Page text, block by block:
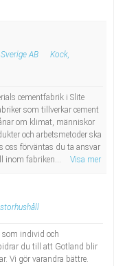
AB
Kock,
cementfabrik i Slite
som tillverkar cement
om klimat, människor
och arbetsmetoder ska
oss förväntas du ta ansvar
inom fabriken...
Visa mer
som individ och
du till att Gotland blir
Vi gör varandra bättre.